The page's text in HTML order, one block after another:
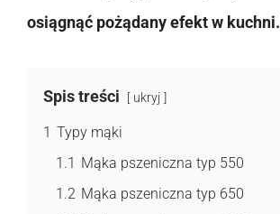
osiągnąć pożądany efekt w kuchni.
Spis treści ukryj
1 Typy mąki
1.1 Mąka pszeniczna typ 550
1.2 Mąka pszeniczna typ 650